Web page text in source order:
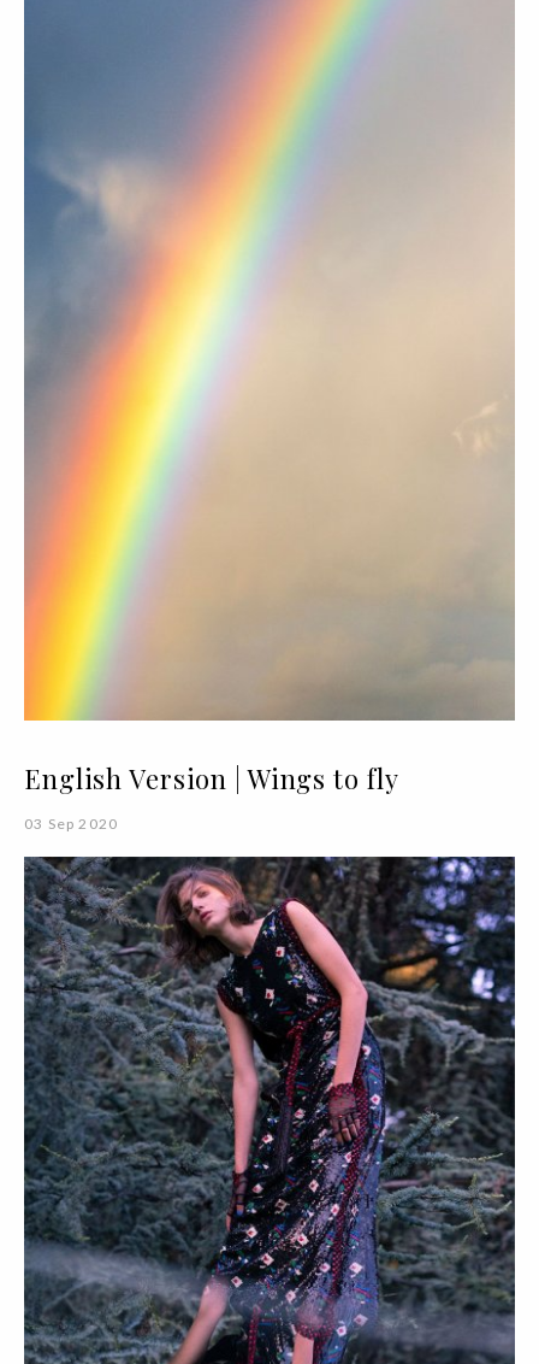
English Version | Wings to fly
03 Sep 2020